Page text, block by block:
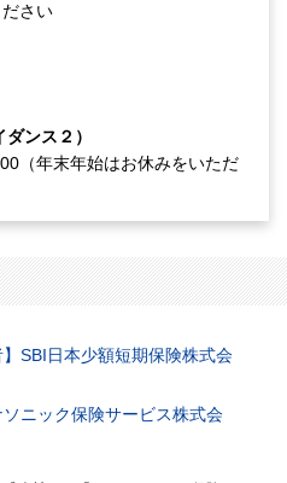
さい
ンス２）
（年末年始はお休みをいただ
】SBI日本少額短期保険株式会
ソニック保険サービス株式会